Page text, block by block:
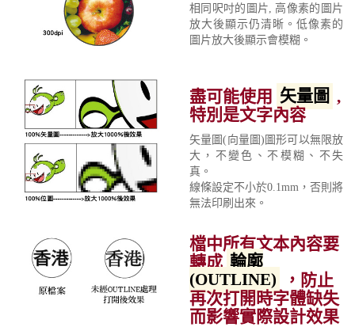
相同呎吋的圖片, 高像素的圖片
放大後顯示仍清晰。低像素的
圖片放大後顯示會模糊。
盡可能使用 矢量圖 ,
特別是文字內容
矢量圖(向量圖)圖形可以無限放
大，不變色、不模糊、不失
真。
線條設定不小於0.1mm，否則將
無法印刷出來。
檔中所有文本內容要
轉成 輪廓
(OUTLINE)
，防止
再次打開時字體缺失
而影響實際設計效果